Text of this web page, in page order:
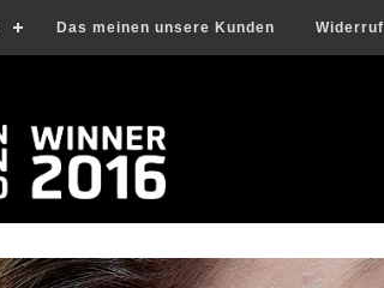
Das meinen unsere Kunden Widerruf